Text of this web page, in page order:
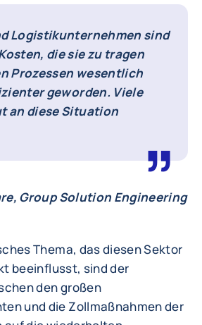
Logistikunternehmen sind
die sie zu tragen
Prozessen wesentlich
geworden. Viele
an diese Situation
Group Solution Engineering
Thema, das diesen Sektor
beeinflusst, sind der
den großen
und die Zollmaßnahmen der